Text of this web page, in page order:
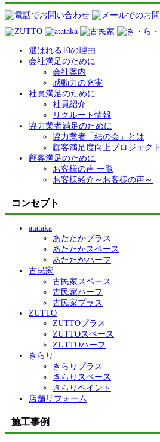
選ばれる10の理由
会社満足のために
会社案内
感動力の充実
社員満足のために
社員紹介
リクルート情報
協力業者満足のために
協力業者「結の会」とは
顧客満足度向上プロジェクト
顧客満足のために
お客様の声 一覧
お客様紹介～お客様の声～
コンセプト
atataka
あたたかプラス
あたたかスペース
あたたかハーフ
古民家
古民家スペース
古民家ハーフ
古民家プラス
ZUTTO
ZUTTOプラス
ZUTTOスペース
ZUTTOハーフ
きらり
きらりプラス
きらりスペース
きらりペイント
店舗リフォーム
施工事例